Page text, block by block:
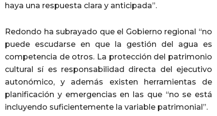
haya una respuesta clara y anticipada”.
Redondo ha subrayado que el Gobierno regional “no
puede escudarse en que la gestión del agua es
competencia de otros. La protección del patrimonio
cultural sí es responsabilidad directa del ejecutivo
autonómico, y además existen herramientas de
planificación y emergencias en las que “no se está
incluyendo suficientemente la variable patrimonial”.